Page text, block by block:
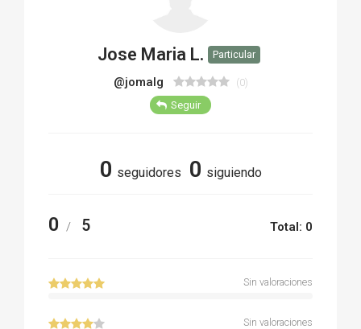
Jose Maria L. Particular
@jomalg (0)
Seguir
0 seguidores 0 siguiendo
0 / 5 Total: 0
Sin valoraciones
Sin valoraciones